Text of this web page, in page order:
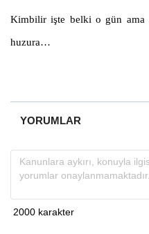
Kimbilir işte belki o gün ama
huzura…
YORUMLAR